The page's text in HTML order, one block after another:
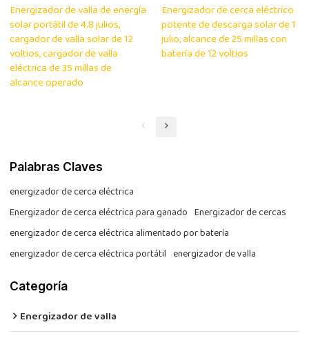
Energizador de valla de energía
solar portátil de 4.8 julios,
cargador de valla solar de 12
voltios, cargador de valla
eléctrica de 35 millas de
alcance operado
Energizador de cerca eléctrico
potente de descarga solar de 1
julio, alcance de 25 millas con
batería de 12 voltios
Palabras Claves
energizador de cerca eléctrica
Energizador de cerca eléctrica para ganado Energizador de cercas
energizador de cerca eléctrica alimentado por batería
energizador de cerca eléctrica portátil energizador de valla
Categoría
Energizador de valla